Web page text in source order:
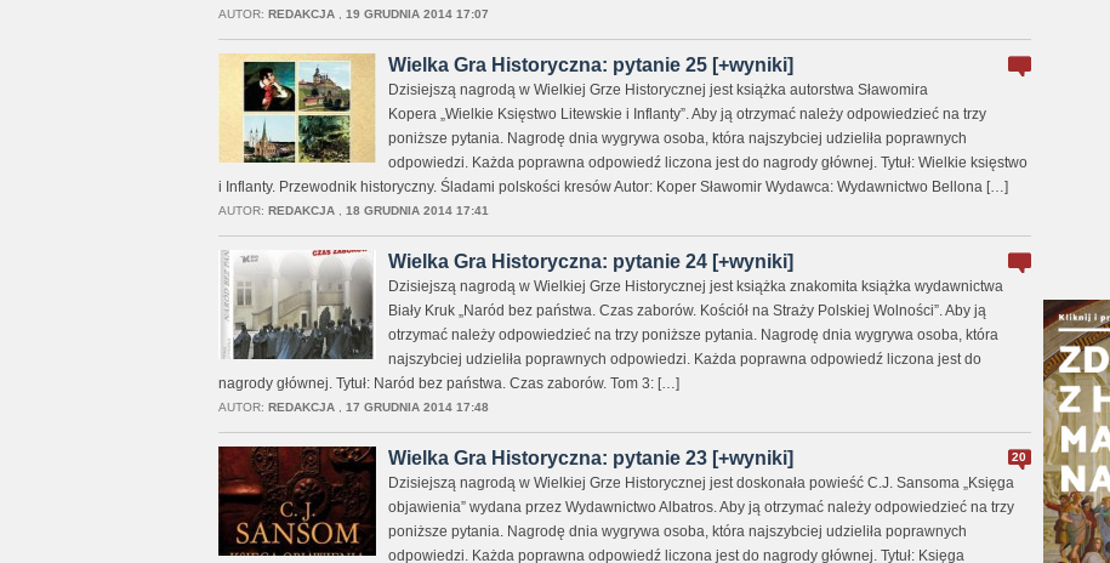
AUTOR: REDAKCJA, 19 GRUDNIA 2014 17:07
Wielka Gra Historyczna: pytanie 25 [+wyniki]
Dzisiejszą nagrodą w Wielkiej Grze Historycznej jest książka autorstwa Sławomira
Kopera „Wielkie Księstwo Litewskie i Inflanty”. Aby ją otrzymać należy odpowiedzieć na trzy
poniższe pytania. Nagrodę dnia wygrywa osoba, która najszybciej udzieliła poprawnych
odpowiedzi. Każda poprawna odpowiedź liczona jest do nagrody głównej. Tytuł: Wielkie księstwo
i Inflanty. Przewodnik historyczny. Śladami polskości kresów Autor: Koper Sławomir Wydawca: Wydawnictwo Bellona […]
AUTOR: REDAKCJA, 18 GRUDNIA 2014 17:41
Wielka Gra Historyczna: pytanie 24 [+wyniki]
Dzisiejszą nagrodą w Wielkiej Grze Historycznej jest książka znakomita książka wydawnictwa
Biały Kruk „Naród bez państwa. Czas zaborów. Kościół na Straży Polskiej Wolności”. Aby ją
otrzymać należy odpowiedzieć na trzy poniższe pytania. Nagrodę dnia wygrywa osoba, która
najszybciej udzieliła poprawnych odpowiedzi. Każda poprawna odpowiedź liczona jest do
nagrody głównej. Tytuł: Naród bez państwa. Czas zaborów. Tom 3: […]
AUTOR: REDAKCJA, 17 GRUDNIA 2014 17:48
20
Wielka Gra Historyczna: pytanie 23 [+wyniki]
Dzisiejszą nagrodą w Wielkiej Grze Historycznej jest doskonała powieść C.J. Sansoma „Księga
objawienia” wydana przez Wydawnictwo Albatros. Aby ją otrzymać należy odpowiedzieć na trzy
poniższe pytania. Nagrodę dnia wygrywa osoba, która najszybciej udzieliła poprawnych
odpowiedzi. Każda poprawna odpowiedź liczona jest do nagrody głównej. Tytuł: Księga